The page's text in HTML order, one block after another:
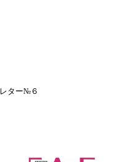
ター№６